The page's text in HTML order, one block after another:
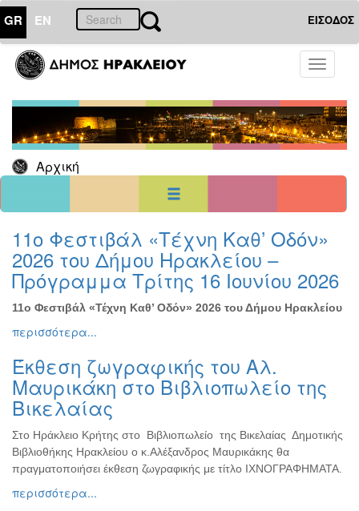
GR EN ΕΙΣΟΔΟΣ
Toggle
Αρχική
02Σεπτέμβριος
2024
Τρι Τετ Πεμ Παρ Σαβ
1 2 3 4 5 6
7
8
15
16 17 18 19 20
21
28
ΗΜΕΡΟΛΟΓΙΟ
ΕΚΔΗΛΩΣΕΩΝ
Χριστούγεννα
-
Πρωτοχρονιά
Ζωγραφική
Φωτογραφία
Τραγούδι
Μουσική
Κινηματογράφος
Χορός
11ο Φεστιβάλ «Τέχνη Καθ’ Οδόν»
2026 του Δήμου Ηρακλείου –
Πρόγραμμα Τρίτης 16 Ιουνίου 2026
11ο Φεστιβάλ «Τέχνη Καθ’ Οδόν» 2026 του Δήμου Ηρακλείου
περισσότερα...
Έκθεση ζωγραφικής του Αλ.
Μαυρικάκη στο Βιβλιοπωλείο της
Βικελαίας
Στο Ηράκλειο Κρήτης στο Βιβλιοπωλείο της Βικελαίας Δημοτικής
Βιβλιοθήκης Ηρακλείου ο κ.Αλέξανδρος Μαυρικάκης θα
πραγματοποιήσει έκθεση ζωγραφικής με τίτλο ΙΧΝΟΓΡΑΦΗΜΑΤΑ.
περισσότερα...